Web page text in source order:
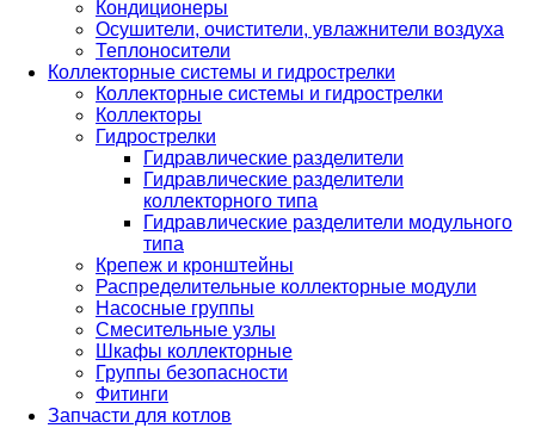
Кондиционеры
Осушители, очистители, увлажнители воздуха
Теплоносители
Коллекторные системы и гидрострелки
Коллекторные системы и гидрострелки
Коллекторы
Гидрострелки
Гидравлические разделители
Гидравлические разделители
коллекторного типа
Гидравлические разделители модульного
типа
Крепеж и кронштейны
Распределительные коллекторные модули
Насосные группы
Смесительные узлы
Шкафы коллекторные
Группы безопасности
Фитинги
Запчасти для котлов